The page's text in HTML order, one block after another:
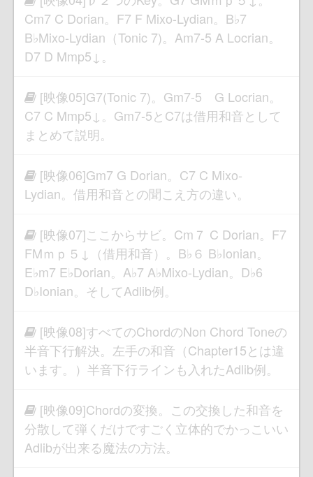
Cm7 C Dorian。F7 F Mixo-Lydian。B♭7
B♭Mixo-Lydian（Tonic 7)。Am7-5 A Locrian。
D7 D Mmp5↓。
[映像05]G7(Tonic 7)。Gm7-5 G Locrian。
C7 C Mmp5↓。Gm7-5とC7は借用和音として
まとめて説明。
[映像06]Gm7 G Dorian。C7 C Mixo-
Lydian。借用和音との聞こえ方の違い。
[映像07]ここからサビ。Cm７ C Dorian。F7
FMｍｐ５↓（借用和音）。B♭６ B♭Ionian。
E♭m7 E♭Dorian。A♭7 A♭Mixo-Lydian。D♭6
D♭Ionian。そしてAdlib例。
[映像08]すべてのChordのNon Chord Toneの
半音下行解決。左手の和音（Chapter15とは違
います。）半音下行ラインも入れたAdlib例。
[映像09]Chordの変換。この交換した和音を
分散して弾くだけですごく立体的でかっこいい
Adlibが出来る魔法の方法。